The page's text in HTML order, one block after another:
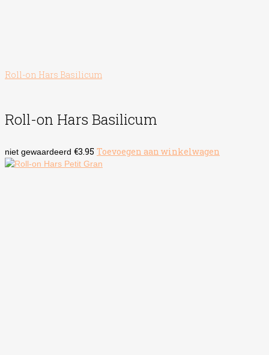
Roll-on Hars Basilicum
Roll-on Hars Basilicum
niet gewaardeerd €3.95 Toevoegen aan winkelwagen